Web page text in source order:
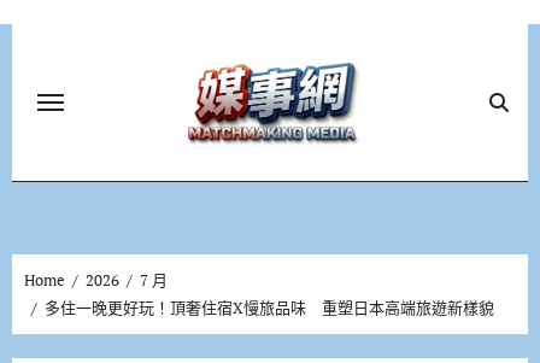
Home 2026
7 月
多住一晚更好玩！頂奢住宿X慢旅品味 重塑日本高端旅遊新樣貌